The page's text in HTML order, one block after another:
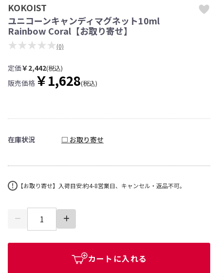
KOKOIST
ユニコーンキャンディマグネット10ml
Rainbow Coral【お取り寄せ】
★★★★★ (0)
定価￥2,442(税込)
販売価格 ￥1,628(税込)
在庫状況 □ お取り寄せ
【お取り寄せ】入荷目安:約4-8営業日、キャンセル・返品不可。
カートに入れる